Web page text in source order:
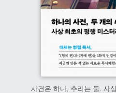
사건은 하나, 추리는 둘. 사